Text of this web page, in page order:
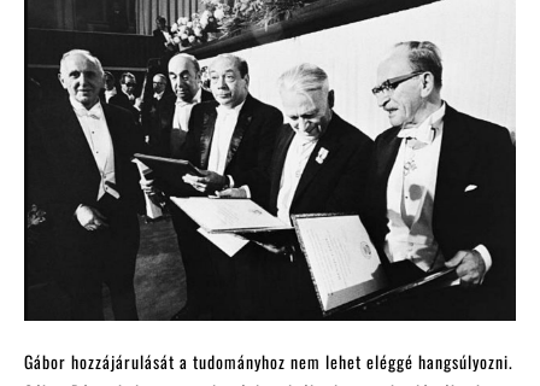
Gábor hozzájárulását a tudományhoz nem lehet eléggé hangsúlyozni.